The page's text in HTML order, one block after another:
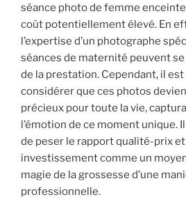
séance photo de femme
coût potentiellement élevé. En
l’expertise d’un photographe
séances de maternité peuvent
de la prestation. Cependant, il
considérer que ces photos
précieux pour toute la vie,
l’émotion de ce moment unique.
de peser le rapport qualité-prix
investissement comme un
magie de la grossesse d’une
professionnelle.